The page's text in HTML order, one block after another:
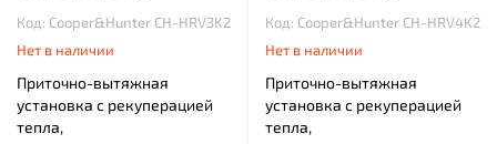
Код: Cooper&Hunter CH-HRV3K2
Нет в наличии
Приточно-вытяжная
установка с рекуперацией
тепла,
Код: Cooper&Hunter CH-HRV4K2
Нет в наличии
Приточно-вытяжная
установка с рекуперацией
тепла,